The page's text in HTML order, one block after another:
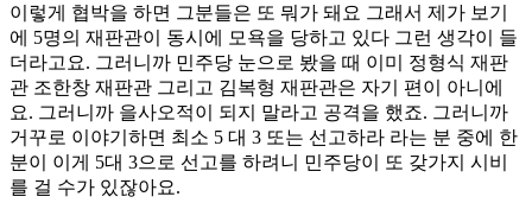
이렇게 협박을 하면 그분들은 또 뭐가 돼요 그래서 제가 보기
에 5명의 재판관이 동시에 모욕을 당하고 있다 그런 생각이 들
더라고요. 그러니까 민주당 눈으로 봤을 때 이미 정형식 재판
관 조한창 재판관 그리고 김복형 재판관은 자기 편이 아니에
요. 그러니까 을사오적이 되지 말라고 공격을 했죠. 그러니까
거꾸로 이야기하면 최소 5 대 3 또는 선고하라 라는 분 중에 한
분이 이게 5대 3으로 선고를 하려니 민주당이 또 갖가지 시비
를 걸 수가 있잖아요.